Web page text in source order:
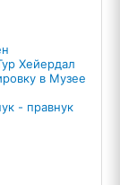
Хейердал
в Музее
- правнук